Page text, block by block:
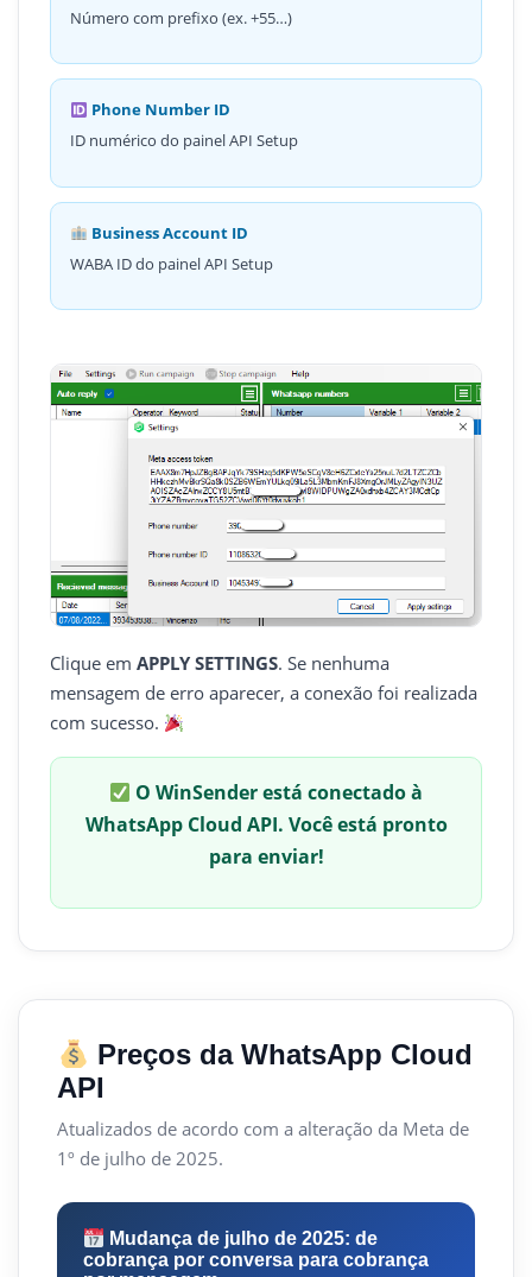
Número com prefixo (ex. +55…)
Phone Number ID
ID numérico do painel API Setup
Business Account ID
WABA ID do painel API Setup
Clique em APPLY SETTINGS. Se nenhuma
mensagem de erro aparecer, a conexão foi realizada
com sucesso.
O WinSender está conectado à
WhatsApp Cloud API. Você está pronto
para enviar!
Preços da WhatsApp Cloud
API
Atualizados de acordo com a alteração da Meta de
1º de julho de 2025.
Mudança de julho de 2025: de
cobrança por conversa para cobrança